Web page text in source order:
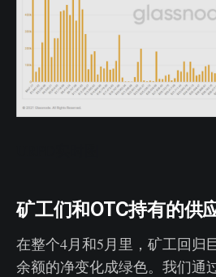
矿工们和OTC持有的供
在整个4月和5月里，矿工回归
余额的净变化成绿色。我们通